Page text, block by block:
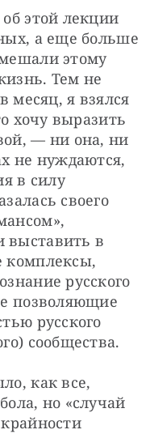
этой лекции
а еще больше
этому
Тем не
месяц, я взялся
хочу выразить
— ни она, ни
не нуждаются,
в силу
своего
в
комплексы,
русского
позволяющие
русского
сообщества.
как все,
но «случай